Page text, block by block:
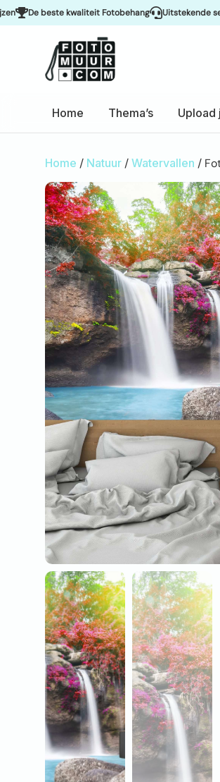
beste kwaliteit Fotobehang Uitstekende service
Home Thema’s Upload
Home / Natuur / Watervallen /